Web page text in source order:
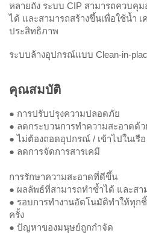
หลายถัง ระบบ CIP สามารถควบคุ
ได้ และสามารถสร้างขึ้นเพื่อใช้น้ำ
ประสิทธิภาพ
ระบบล้างอุปกรณ์แบบ Clean-in-
คุณสมบัติ
● การปรับปรุงความปลอดภัย
● ลดกระบวนการทำความสะอาดด้
● ไม่ต้องถอดอุปกรณ์ / เข้าไปในเรือ
● ลดการจัดการสารเคมี
การรักษาความสะอาดที่ดีขึ้น
● ผลลัพธ์ที่สามารถทำซ้ำได้ และส
● รอบการทำงานอัตโนมัติทำให้ทุก
ครั้ง
● ปัญหาของมนุษย์ถูกกำจัด